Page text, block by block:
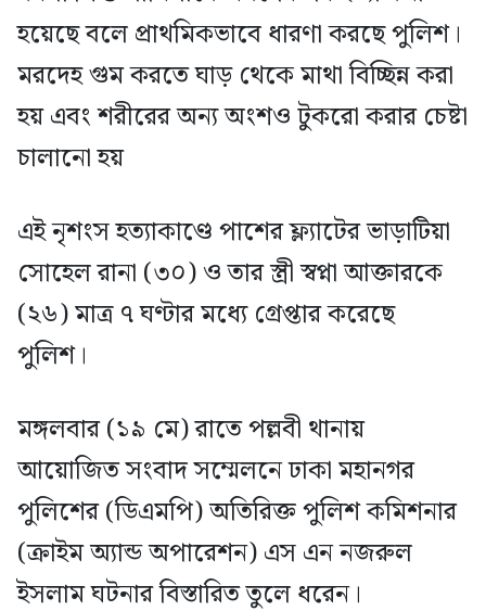
হয়েছে বলে প্রাথমিকভাবে ধারণা করছে পুলিশ।
মরদেহ গুম করতে ঘাড় থেকে মাথা বিচ্ছিন্ন করা
হয় এবং শরীরের অন্য অংশও টুকরো করার চেষ্টা
চালানো হয়
এই নৃশংস হত্যাকাণ্ডে পাশের ফ্ল্যাটের ভাড়াটিয়া
সোহেল রানা (৩০) ও তার স্ত্রী স্বপ্না আক্তারকে
(২৬) মাত্র ৭ ঘণ্টার মধ্যে গ্রেপ্তার করেছে
পুলিশ।
মঙ্গলবার (১৯ মে) রাতে পল্লবী থানায়
আয়োজিত সংবাদ সম্মেলনে ঢাকা মহানগর
পুলিশের (ডিএমপি) অতিরিক্ত পুলিশ কমিশনার
(ক্রাইম অ্যান্ড অপারেশন) এস এন নজরুল
ইসলাম ঘটনার বিস্তারিত তুলে ধরেন।